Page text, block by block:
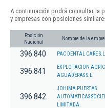
A continuación podrá consultar la
y empresas con posiciones
Posición
Nacional
Nombre de la
396.840 PAC DENTAL CARE
396.841
EXPLOTACION
AGUADERAS S.L.
396.842
JOHIMA PUERTAS
AUTOMATICAS
LIMITADA.